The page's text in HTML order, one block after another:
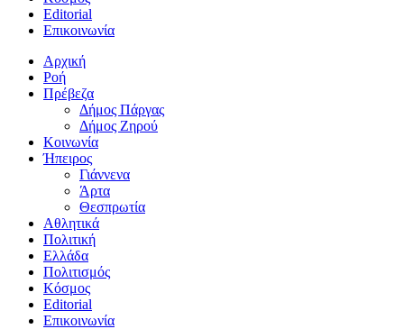
Editorial
Επικοινωνία
Αρχική
Ροή
Πρέβεζα
Δήμος Πάργας
Δήμος Ζηρού
Κοινωνία
Ήπειρος
Γιάννενα
Άρτα
Θεσπρωτία
Αθλητικά
Πολιτική
Ελλάδα
Πολιτισμός
Κόσμος
Editorial
Επικοινωνία